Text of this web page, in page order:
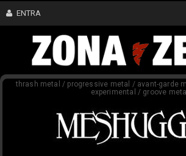
ENTRA
CONTENIDO
COMUNIDAD
FEEEDBACK
thrash metal / progressive metal / avant-garde
experimental / groove metal